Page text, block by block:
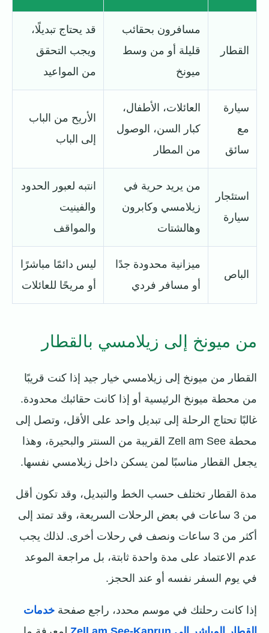
القطار
مسافرون بحقائب
قليلة أو من وسط
ميونخ
قد يحتاج تبديلًا،
ويجب التحقق
من المواعيد
سيارة
مع
سائق
العائلات، الأطفال،
كبار السن، الوصول
من المطار
الأريح من الباب
إلى الباب
استئجار
سيارة
من يريد حرية في
زيلامسي وكابرون
وهالشتات
انتبه لعبور الحدود
والفينيت
والمواقف
الباص
ميزانية محدودة جدًا
أو مسافر فردي
ليس دائمًا مباشرًا
أو مريحًا للعائلات
من ميونخ إلى زيلامسي بالقطار
القطار من ميونخ إلى زيلامسي خيار جيد إذا كنت قريبًا
من محطة ميونخ الرئيسية أو إذا كانت حقائبك محدودة.
غالبًا تحتاج الرحلة إلى تبديل واحد على الأقل، وتصل إلى
محطة Zell am See القريبة من السنتر والبحيرة، وهذا
يجعل القطار مناسبًا لمن يسكن داخل زيلامسي نفسها.
مدة القطار تختلف حسب الخط والتبديل، وقد تكون أقل
من 3 ساعات في بعض الرحلات السريعة، وقد تمتد إلى
أكثر من 3 ساعات ونصف في رحلات أخرى. لذلك يجب
عدم الاعتماد على مدة واحدة ثابتة، بل مراجعة الموعد
في يوم السفر نفسه أو عند الحجز.
إذا كانت رحلتك في موسم محدد، راجع صفحة خدمات